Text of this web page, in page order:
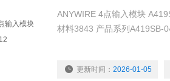
ANYWIRE 4点输入模块
材料3843 产品系列A419SB-
更新时间： 2026-01-05